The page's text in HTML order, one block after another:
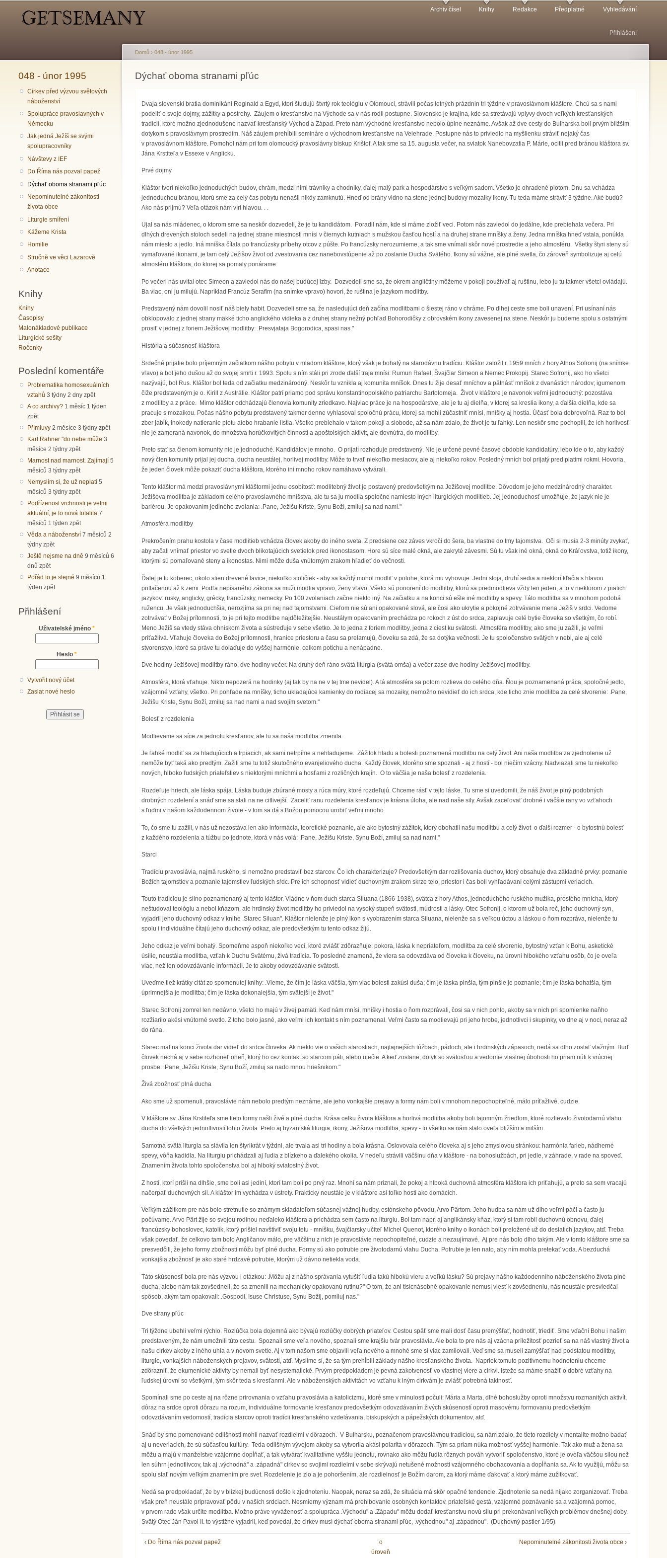
Archiv čísel Knihy Redakce Předplatné Vyhledávání
Přihlášení
048 - únor 1995
Církev před výzvou světových
náboženství
Spolupráce pravoslavných v
Německu
Jak jedná Ježíš se svými
spolupracovníky
Návštevy z IEF
Do Říma nás pozval papež
Dýchať oboma stranami pľúc
Nepominutelné zákonitosti
života obce
Liturgie smíření
Kážeme Krista
Homilie
Stručně ve věci Lazarově
Anotace
Knihy
Knihy
Časopisy
Malonákladové publikace
Liturgické sešity
Ročenky
Poslední komentáře
Problematika homosexuálních
vztahů 3 týdny 2 dny zpět
A co archivy? 1 měsíc 1 týden
zpět
Přímluvy 2 měsíce 3 týdny zpět
Karl Rahner "do nebe může 3
měsíce 2 týdny zpět
Marnost nad marnost. Zajímají 5
měsíců 3 týdny zpět
Nemyslím si, že už neplatí 5
měsíců 3 týdny zpět
Podřízenost vrchnosti je velmi
aktuální, je to nová totalita 7
měsíců 1 týden zpět
Věda a náboženství 7 měsíců 2
týdny zpět
Ještě nejsme na dně 9 měsíců 6
dnů zpět
Pořád to je stejné 9 měsíců 1
týden zpět
Přihlášení
Uživatelské jméno *
Heslo *
Vytvořit nový účet
Zaslat nové heslo
Jste zde
Domů › 048 - únor 1995
Dýchať oboma stranami pľúc
Dvaja slovenskí bratia dominikáni Reginald a Egyd, ktorí študujú štvrtý rok teológiu v Olomouci, strávili počas letných prázdnin tri týždne v pravoslávnom kláštore. Chcú sa s nami
podeliť o svoje dojmy, zážitky a postrehy. Záujem o kresťanstvo na Východe sa v nás rodil postupne. Slovensko je krajina, kde sa stretávajú vplyvy dvoch veľkých kresťanských
tradícií, ktoré možno zjednodušene nazvať kresťanský Východ a Západ. Preto nám východné kresťanstvo nebolo úplne neznáme. Avšak až dve cesty do Bulharska boli prvým bližším
dotykom s pravoslávnym prostredím. Náš záujem prehĺbili semináre o východnom kresťanstve na Velehrade. Postupne nás to priviedlo na myšlienku stráviť nejaký čas
v pravoslávnom kláštore. Pomohol nám pri tom olomoucký pravoslávny biskup Krištof. A tak sme sa 15. augusta večer, na sviatok Nanebovzatia P. Márie, ocitli pred bránou kláštora sv.
Jána Krstiteľa v Essexe v Anglicku.
Prvé dojmy
Kláštor tvorí niekoľko jednoduchých budov, chrám, medzi nimi trávniky a chodníky, ďalej malý park a hospodárstvo s veľkým sadom. Všetko je ohradené plotom. Dnu sa vchádza
jednoduchou bránou, ktorú sme za celý čas pobytu nenašli nikdy zamknutú. Hneď od brány vidno na stene jednej budovy mozaiky ikony. Tu teda máme stráviť 3 týždne. Aké budú?
Ako nás prijmú? Veľa otázok nám víri hlavou. . .
Ujal sa nás mládenec, o ktorom sme sa neskôr dozvedeli, že je tu kandidátom. Poradil nám, kde si máme zložiť veci. Potom nás zaviedol do jedálne, kde prebiehala večera. Pri
dlhých drevených stoloch sedeli na jednej strane miestnosti mnísi v čiernych kutniach s mužskou časťou hostí a na druhej strane mníšky a ženy. Jedna mníška hneď vstala, ponúkla
nám miesto a jedlo. Iná mníška čítala po francúzsky príbehy otcov z púšte. Po francúzsky nerozumieme, a tak sme vnímali skôr nové prostredie a jeho atmosféru. Všetky štyri steny sú
vymaľované ikonami, je tam celý Ježišov život od zvestovania cez nanebovstúpenie až po zoslanie Ducha Svätého. Ikony sú vážne, ale plné svetla, čo zároveň symbolizuje aj celú
atmosféru kláštora, do ktorej sa pomaly ponárame.
Po večeri nás uvítal otec Simeon a zaviedol nás do našej budúcej izby. Dozvedeli sme sa, že okrem angličtiny môžeme v pokoji používať aj ruštinu, lebo ju tu takmer všetci ovládajú.
Ba viac, oni ju milujú. Napríklad Francúz Serafim (na snímke vpravo) hovorí, že ruština je jazykom modlitby.
Predstavený nám dovolil nosiť náš biely habit. Dozvedeli sme sa, že nasledujúci deň začína modlitbami o šiestej ráno v chráme. Po dlhej ceste sme boli unavení. Pri usínaní nás
obklopovalo z jednej strany mäkké ticho anglického vidieka a z druhej strany nežný pohľad Bohorodičky z obrovském ikony zavesenej na stene. Neskôr ju budeme spolu s ostatnými
prosiť v jednej z foriem Ježišovej modlitby: .Presvjataja Bogorodica, spasi nas."
História a súčasnosť kláštora
Srdečné prijatie bolo príjemným začiatkom nášho pobytu v mladom kláštore, ktorý však je bohatý na starodávnu tradíciu. Kláštor založil r. 1959 mních z hory Athos Sofronij (na snímke
vľavo) a bol jeho dušou až do svojej smrti r. 1993. Spolu s ním stáli pri zrode ďalší traja mnísi: Rumun Rafael, Švajčiar Simeon a Nemec Prokopij. Starec Sofronij, ako ho všetci
nazývajú, bol Rus. Kláštor bol teda od začiatku medzinárodný. Neskôr tu vznikla aj komunita mníšok. Dnes tu žije desať mníchov a pätnásť mníšok z dvanástich národov; igumenom
čiže predstaveným je o. Kirill z Austrálie. Kláštor patrí priamo pod správu konstantinopolského patriarchu Bartolomeja. Život v kláštore je navonok veľmi jednoduchý: pozostáva
z modlitby a z práce. Mimo kláštor odchádzajú členovia komunity zriedkavo. Najviac práce je na hospodárstve, ale je tu aj dielňa, v ktorej sa kreslia ikony, a ďalšia dielňa, kde sa
pracuje s mozaikou. Počas nášho pobytu predstavený takmer denne vyhlasoval spoločnú prácu, ktorej sa mohli zúčastniť mnísi, mníšky aj hostia. Účasť bola dobrovoľná. Raz to bol
zber jabĺk, inokedy natieranie plotu alebo hrabanie lístia. Všetko prebiehalo v takom pokoji a slobode, až sa nám zdalo, že život je tu ľahký. Len neskôr sme pochopili, že ich horlivosť
nie je zameraná navonok, do množstva horúčkovitých činností a apoštolských aktivít, ale dovnútra, do modlitby.
Preto stať sa členom komunity nie je jednoduché. Kandidátov je mnoho. O prijatí rozhoduje predstavený. Nie je určené pevné časové obdobie kandidatúry, lebo ide o to, aby každý
nový člen komunity prijal jej ducha, ducha neustálej, horlivej modlitby. Môže to trvať niekoľko mesiacov, ale aj niekoľko rokov. Posledný mních bol prijatý pred piatimi rokmi. Hovoria,
že jeden človek môže pokaziť ducha kláštora, ktorého iní mnoho rokov namáhavo vytvárali.
Tento kláštor má medzi pravoslávnymi kláštormi jednu osobitosť: modlitebný život je postavený predovšetkým na Ježišovej modlitbe. Dôvodom je jeho medzinárodný charakter.
Ježišova modlitba je základom celého pravoslavného mníšstva, ale tu sa ju modlia spoločne namiesto iných liturgických modlitieb. Jej jednoduchosť umožňuje, že jazyk nie je
bariérou. Je opakovaním jediného zvolania: .Pane, Ježišu Kriste, Synu Boží, zmiluj sa nad nami."
Atmosféra modlitby
Prekročením prahu kostola v čase modlitieb vchádza človek akoby do iného sveta. Z predsiene cez záves vkročí do šera, ba vlastne do tmy tajomstva. Oči si musia 2-3 minúty zvykať,
aby začali vnímať priestor vo svetle dvoch blikotajúcich svetielok pred ikonostasom. Hore sú síce malé okná, ale zakryté závesmi. Sú tu však iné okná, okná do Kráľovstva, totiž ikony,
ktorými sú pomaľované steny a ikonostas. Nimi môže duša vnútorným zrakom hľadieť do večnosti.
Ďalej je tu koberec, okolo stien drevené lavice, niekoľko stoličiek - aby sa každý mohol modliť v polohe, ktorá mu vyhovuje. Jedni stoja, druhí sedia a niektorí kľačia s hlavou
pritlačenou až k zemi. Podľa nepísaného zákona sa muži modlia vpravo, ženy vľavo. Všetci sú ponorení do modlitby, ktorú sa predmodlieva vždy len jeden, a to v niektorom z piatich
jazykov: rusky, anglicky, grécky, francúzsky, nemecky. Po 100 zvolaniach začne niekto iný. Na začiatku a na konci sú ešte iné modlitby a spevy. Táto modlitba sa v mnohom podobá
ružencu. Je však jednoduchšia, nerozjíma sa pri nej nad tajomstvami. Cieľom nie sú ani opakované slová, ale čosi ako ukrytie a pokojné zotrvávanie mena Ježiš v srdci. Vedome
zotrvávať v Božej prítomnosti, to je pri tejto modlitbe najdôležitejšie. Neustálym opakovaním prechádza po rokoch z úst do srdca, zaplavuje celé bytie človeka so všetkým, čo robí.
Meno Ježiš sa vtedy stáva ohniskom života a sústreďuje v sebe všetko. Je to jedna z foriem modlitby, jedna z ciest ku svätosti. Atmosféra modlitby, ako sme ju zažili, je veľmi
príťažlivá. Vťahuje človeka do Božej prítomnosti, hranice priestoru a času sa prelamujú, človeku sa zdá, že sa dotýka večnosti. Je tu spoločenstvo svätých v nebi, ale aj celé
stvorenstvo, ktoré sa práve tu dolaďuje do vyššej harmónie, celkom potichu a nenápadne.
Dve hodiny Ježišovej modlitby ráno, dve hodiny večer. Na druhý deň ráno svätá liturgia (svätá omša) a večer zase dve hodiny Ježišovej modlitby.
Atmosféra, ktorá vťahuje. Nikto nepozerá na hodinky (aj tak by na ne v tej tme nevidel). A tá atmosféra sa potom rozlieva do celého dňa. Ňou je poznamenaná práca, spoločné jedlo,
vzájomné vzťahy, všetko. Pri pohľade na mníšky, ticho ukladajúce kamienky do rodiacej sa mozaiky, nemožno nevidieť do ich srdca, kde ticho znie modlitba za celé stvorenie: .Pane,
Ježišu Kriste, Synu Boží, zmiluj sa nad nami a nad svojím svetom."
Bolesť z rozdelenia
Modlievame sa síce za jednotu kresťanov, ale tu sa naša modlitba zmenila.
Je ľahké modliť sa za hladujúcich a trpiacich, ak sami netrpíme a nehladujeme. Zážitok hladu a bolesti poznamená modlitbu na celý život. Ani naša modlitba za zjednotenie už
nemôže byť taká ako predtým. Zažili sme tu totiž skutočného evanjeliového ducha. Každý človek, ktorého sme spoznali - aj z hostí - bol niečím vzácny. Nadviazali sme tu niekoľko
nových, hlboko ľudských priateľstiev s niektorými mníchmi a hosťami z rozličných krajín. O to väčšia je naša bolesť z rozdelenia.
Rozdeľuje hriech, ale láska spája. Láska buduje zbúrané mosty a rúca múry, ktoré rozdeľujú. Chceme rásť v tejto láske. Tu sme si uvedomili, že náš život je plný podobných
drobných rozdelení a snáď sme sa stali na ne citlivejší. Zaceliť ranu rozdelenia kresťanov je krásna úloha, ale nad naše sily. Avšak zaceľovať drobné i väčšie rany vo vzťahoch
s ľuďmi v našom každodennom živote - v tom sa dá s Božou pomocou urobiť veľmi mnoho.
To, čo sme tu zažili, v nás už nezostáva len ako informácia, teoretické poznanie, ale ako bytostný zážitok, ktorý obohatil našu modlitbu a celý život o ďalší rozmer - o bytostnú bolesť
z každého rozdelenia a túžbu po jednote, ktorá v nás volá: .Pane, Ježišu Kriste, Synu Boží, zmiluj sa nad nami."
Starci
Tradíciu pravoslávia, najmä ruského, si nemožno predstaviť bez starcov. Čo ich charakterizuje? Predovšetkým dar rozlišovania duchov, ktorý obsahuje dva základné prvky: poznanie
Božích tajomstiev a poznanie tajomstiev ľudských sŕdc. Pre ich schopnosť vidieť duchovným zrakom skrze telo, priestor i čas boli vyhľadávaní celými zástupmi veriacich.
Touto tradíciou je silno poznamenaný aj tento kláštor. Vládne v ňom duch starca Siluana (1866-1938), svätca z hory Athos, jednoduchého ruského mužíka, prostého mnícha, ktorý
neštudoval teológiu a nebol kňazom, ale hrdinský život modlitby ho priviedol na vysoký stupeň svätosti, múdrosti a lásky. Otec Sofronij, o ktorom už bola reč, jeho duchovný syn,
vyjadril jeho duchovný odkaz v knihe .Starec Siluan". Kláštor nielenže je plný ikon s vyobrazením starca Siluana, nielenže sa s veľkou úctou a láskou o ňom rozpráva, nielenže tu
spolu i individuálne čítajú jeho duchovný odkaz, ale predovšetkým tu tento odkaz žijú.
Jeho odkaz je veľmi bohatý. Spomeňme aspoň niekoľko vecí, ktoré zvlášť zdôrazňuje: pokora, láska k nepriateľom, modlitba za celé stvorenie, bytostný vzťah k Bohu, asketické
úsilie, neustála modlitba, vzťah k Duchu Svätému, živá tradícia. To posledné znamená, že viera sa odovzdáva od človeka k človeku, na úrovni hlbokého vzťahu osôb, čo je oveľa
viac, než len odovzdávanie informácií. Je to akoby odovzdávanie svätosti.
Uveďme tiež krátky citát zo spomenutej knihy: .Vieme, že čím je láska väčšia, tým viac bolesti zakúsi duša; čím je láska plnšia, tým plnšie je poznanie; čím je láska bohatšia, tým
úprimnejšia je modlitba; čím je láska dokonalejšia, tým svätejší je život."
Starec Sofronij zomrel len nedávno, všetci ho majú v živej pamäti. Keď nám mnísi, mníšky i hostia o ňom rozprávali, čosi sa v nich pohlo, akoby sa v nich pri spomienke naňho
rozžiarilo akési vnútorné svetlo. Z toho bolo jasné, ako veľmi ich kontakt s ním poznamenal. Veľmi často sa modlievajú pri jeho hrobe, jednotlivci i skupinky, vo dne aj v noci, neraz až
do rána.
Starec mal na konci života dar vidieť do srdca človeka. Ak niekto vie o vašich starostiach, najtajnejších túžbach, pádoch, ale i hrdinských zápasoch, nedá sa dlho zostať vlažným. Buď
človek nechá aj v sebe rozhorieť oheň, ktorý ho cez kontakt so starcom páli, alebo utečie. A keď zostane, dotyk so svätosťou a vedomie vlastnej úbohosti ho priam núti k vrúcnej
prosbe: .Pane, Ježišu Kriste, Synu Boží, zmiluj sa nado mnou hriešnikom."
Živá zbožnosť plná ducha
Ako sme už spomenuli, pravoslávie nám nebolo predtým neznáme, ale jeho vonkajšie prejavy a formy nám boli v mnohom nepochopiteľné, málo príťažlivé, cudzie.
V kláštore sv. Jána Krstiteľa sme tieto formy našli živé a plné ducha. Krása celku života kláštora a horlivá modlitba akoby boli tajomným žriedlom, ktoré rozlievalo životodarnú vlahu
ducha do všetkých jednotlivostí tohto života. Preto aj byzantská liturgia, ikony, Ježišova modlitba, spevy - to všetko sa nám stalo oveľa bližším a milším.
Samotná svätá liturgia sa slávila len štyrikrát v týždni, ale trvala asi tri hodiny a bola krásna. Oslovovala celého človeka aj s jeho zmyslovou stránkou: harmónia farieb, nádherné
spevy, vôňa kadidla. Na liturgiu prichádzali aj ľudia z blízkeho a ďalekého okolia. V nedeľu strávili väčšinu dňa v kláštore - na bohoslužbách, pri jedle, v záhrade, v rade na spoveď.
Znamením života tohto spoločenstva bol aj hlboký sviatostný život.
Z hostí, ktorí prišli na dlhšie, sme boli asi jediní, ktorí tam boli po prvý raz. Mnohí sa nám priznali, že pokoj a hlboká duchovná atmosféra kláštora ich priťahujú, a preto sa sem vracajú
načerpať duchovných sil. A kláštor im vychádza v ústrety. Prakticky neustále je v kláštore asi toľko hostí ako domácich.
Veľkým zážitkom pre nás bolo stretnutie so známym skladateľom súčasnej vážnej hudby, estónskeho pôvodu, Arvo Pärtom. Jeho hudba sa nám už dlho veľmi páči a často ju
počúvame. Arvo Pärt žije so svojou rodinou neďaleko kláštora a prichádza sem často na liturgiu. Bol tam napr. aj anglikánsky kňaz, ktorý si tam robil duchovnú obnovu, ďalej
francúzsky bohoslovec, katolík, ktorý prišiel navštíviť svoju tetu - mníšku, švajčiarsky učiteľ Michel Quenot, ktorého knihy o ikonách boli preložené už do desiatich jazykov, atď. Treba
však povedať, že celkovo tam bolo Angličanov málo, pre väčšinu z nich je pravoslávie nepochopiteľné, cudzie a nezaujímavé. Aj pre nás bolo dlho takým. Ale v tomto kláštore sme sa
presvedčili, že jeho formy zbožnosti môžu byť plné ducha. Formy sú ako potrubie pre životodarnú vlahu Ducha. Potrubie je len nato, aby ním mohla pretekať voda. A bezduchá
vonkajšia zbožnosť je ako staré hrdzavé potrubie, ktorým už dávno netiekla voda.
Táto skúsenosť bola pre nás výzvou i otázkou: .Môžu aj z nášho správania vytušiť ľudia takú hlbokú vieru a veľkú lásku? Sú prejavy nášho každodenního náboženského života plné
ducha, alebo nám tak zovšedneli, že sa zmenili na mechanicky opakovanú rutinu?" O tom, že ani tisícnásobné opakovanie nemusí viesť k zovšedneniu, nás neustále presviedčal
spôsob, akým tam opakovali: .Gospodi, Isuse Christuse, Synu Božij, pomiluj nas."
Dve strany pľúc
Tri týždne ubehli veľmi rýchlo. Rozlúčka bola dojemná ako bývajú rozlúčky dobrých priateľov. Cestou späť sme mali dosť času premýšľať, hodnotiť, triediť. Sme vďační Bohu i našim
predstaveným, že nám umožnili túto cestu. Spoznali sme veľa nového, spoznali sme krajšiu tvár pravoslávia. Ale bola to pre nás aj vzácna príležitosť pozrieť sa na náš vlastný život a
našu cirkev akoby z iného uhla a v novom svetle. Aj v tom našom sme objavili veľa nového a mnohé sme si viac zamilovali. Veď sme sa museli zamýšľať nad podstatou modlitby,
liturgie, vonkajších náboženských prejavov, svätosti, atď. Myslíme si, že sa tým prehĺbili základy nášho kresťanského života. Napriek tomuto pozitívnemu hodnoteniu chceme
zdôrazniť, že ekumenické aktivity by nemali byť nesystematické. Prvým predpokladom je pevná zakotvenosť vo vlastnej viere a cirkvi. Isteže sa máme snažiť o dobré vzťahy na
ľudskej úrovni so všetkými, tým skôr teda s kresťanmi. Ale v náboženských aktivitách vo vzťahu k iným cirkvám je zvlášť potrebná taktnosť.
Spomínali sme po ceste aj na rôzne prirovnania o vzťahu pravoslávia a katolicizmu, ktoré sme v minulosti počuli: Mária a Marta, dlhé bohoslužby oproti množstvu rozmanitých aktivít,
dôraz na srdce oproti dôrazu na rozum, individuálne formovanie kresťanov predovšetkým odovzdávaním živých skúseností oproti masovému formovaniu predovšetkým
odovzdávaním vedomostí, tradícia starcov oproti tradícii kresťanského vzdelávania, biskupských a pápežských dokumentov, atď.
Snáď by sme pomenované odlišnosti mohli nazvať rozdielmi v dôrazoch. V Bulharsku, poznačenom pravoslávnou tradíciou, sa nám zdalo, že tieto rozdiely v mentalite možno badať
aj u neveriacich, že sú súčasťou kultúry. Teda odlišným vývojom akoby sa vytvorila akási polarita v dôrazoch. Tým sa priam núka možnosť vyššej harmónie. Tak ako muž a žena sa
môžu a majú v manželstve vzájomne dopĺňať, a tak vytvárať kvalitatívne vyššiu jednotu, rovnako ako môžu ľudia rôznych pováh vytvoriť spoločenstvo, ktoré je oveľa väčšou silou než
len súhrn jednotlivcov, tak aj .východná" a .západná" cirkev so svojimi rozdielmi v sebe skrývajú netušené možnosti vzájomného obohacovania a dopĺňania sa. Ak to využijú, môžu sa
spolu stať novým veľkým znamením pre svet. Rozdelenie je zlo a je pohoršením, ale rozdielnosť je Božím darom, za ktorý máme ďakovať a ktorý máme zužitkovať.
Nedá sa predpokladať, že by v blízkej budúcnosti došlo k zjednoteniu. Naopak, neraz sa zdá, že situácia má skôr opačné tendencie. Zjednotenie sa nedá nijako zorganizovať. Treba
však preň neustále pripravovať pôdu v našich srdciach. Nesmierny význam má prehlbovanie osobných kontaktov, priateľské gestá, vzájomné poznávanie sa a vzájomná pomoc,
v prvom rade však určite modlitba. Možno práve vyváženosť a spolupráca .Východu" a .Západu" môžu dodať kresťanstvu novú silu pri prekonávaní veľkých problémov dnešnej doby.
Svätý Otec Ján Pavol II. to výstižne vyjadril, keď povedal, že cirkev musí dýchať oboma stranami pľúc, .východnou" aj .západnou". (Duchovný pastier 1/95)
‹ Do Říma nás pozval papež
o
úroveň
Nepominutelné zákonitosti života obce ›